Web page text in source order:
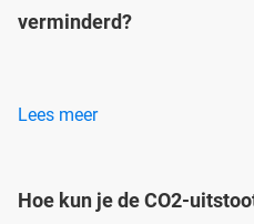
verminderd?
Lees meer
Hoe kun je de CO2-